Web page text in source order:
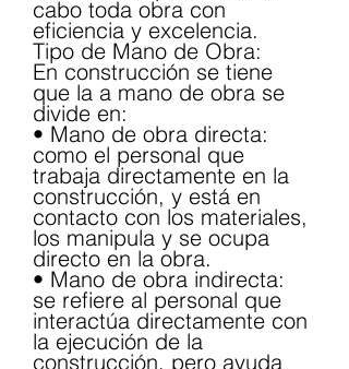
cabo toda obra con
eficiencia y excelencia.
Tipo de Mano de Obra:
En construcción se tiene
que la a mano de obra se
divide en:
• Mano de obra directa:
como el personal que
trabaja directamente en la
construcción, y está en
contacto con los materiales,
los manipula y se ocupa
directo en la obra.
• Mano de obra indirecta:
se refiere al personal que
interactúa directamente con
la ejecución de la
construcción, pero ayuda